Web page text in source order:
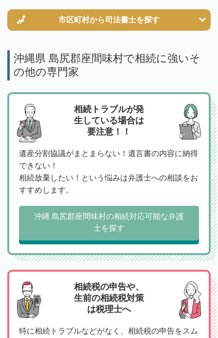
市区町村から司法書士を探す
沖縄県 島尻郡座間味村で相続に強いそ
の他の専門家
相続トラブルが発
生している場合は
要注意！！
遺産分割協議がまとまらない！遺言書の内容に納得
できない！
相続放棄したい！という悩みは弁護士への相談をお
すすめします。
沖縄 島尻郡座間味村の相続対応可能な弁護
士を探す
相続税の申告や、
生前の相続税対策
は税理士へ
特に相続トラブルなどがなく、相続税の申告をスム